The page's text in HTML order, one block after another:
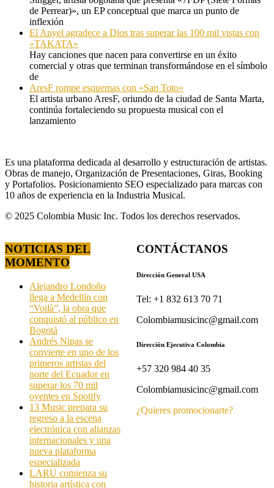
de Perrear)», un EP conceptual que marca un punto de
inflexión
El Anyel agradece a Dios tras superar las 100 mil vistas con
«TAKATA»
Hay canciones que nacen para convertirse en un éxito
comercial y otras que terminan transformándose en el símbolo
de
AresF rompe esquemas con «San Toto»
El artista urbano AresF, oriundo de la ciudad de Santa Marta,
continúa fortaleciendo su propuesta musical con el
lanzamiento
Es una plataforma dedicada al desarrollo y estructuración de artistas.
Obras de manejo, Organización de Presentaciones, Giras, Booking
y Portafolios. Posicionamiento SEO especializado para marcas con
10 años de experiencia en la Industria Musical.
© 2025 Colombia Music Inc. Todos los derechos reservados.
NOTICIAS DEL
MOMENTO
Alejandro Londoño
llega a Medellín con
“Voilà”, la obra que
conquistó al público en
Bogotá
Andrés Nipas se
convierte en uno de los
primeros artistas del
norte del Ecuador en
superar los 70 mil
oyentes en Spotify
13 Music prepara su
regreso a la escena
electrónica con alianzas
internacionales y una
nueva plataforma
especializada
LARU comienza su
historia artística con
CONTÁCTANOS
Dirección General USA
Tel: +1 832 613 70 71
Colombiamusicinc@gmail.com
Dirección Ejecutiva Colombia
+57 320 984 40 35
Colombiamusicinc@gmail.com
¿Quieres promocionarte?